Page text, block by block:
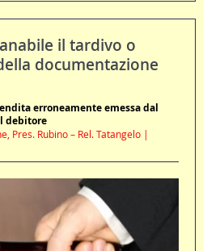
il tardivo o
documentazione
erroneamente emessa dal
debitore
Pres. Rubino – Rel. Tatangelo |